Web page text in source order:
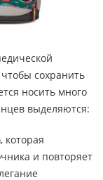
сохранить
носить много
выделяются:
, которая
и повторяет